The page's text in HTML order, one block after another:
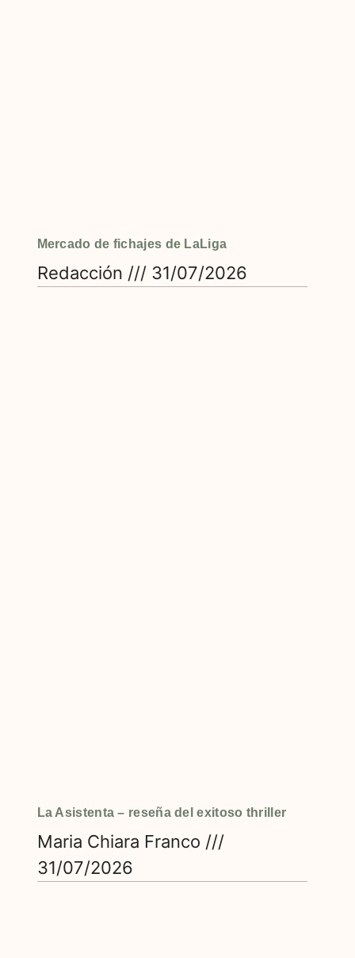
Mercado de fichajes de LaLiga
Redacción 31/07/2026
La Asistenta – reseña del exitoso thriller
Maria Chiara Franco
31/07/2026